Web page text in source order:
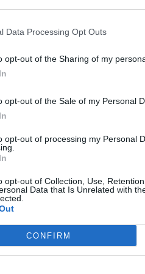
Data Processing Opt Outs
opt-out of the Sharing of my
opt-out of the Sale of my Personal
opt-out of processing my Personal
opt-out of Collection, Use,
Data that Is Unrelated with
CONFIRM
της οπισθοδρομικής
το μακρύ τους.
κουτσομπόληδες.
υπαγορευόταν από την
καθοδηγητές.
τους συμπολίτες μας.
είμαι βαθειά